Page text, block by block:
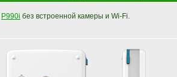
P990i без встроенной камеры и Wi-Fi.